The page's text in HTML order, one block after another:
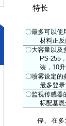
特长
〇最多可以使
材料正
〇大容量以及
PS-255
装，10升
〇喷雾设定的
最多登录
〇监视传感器
标配基恩
停。在